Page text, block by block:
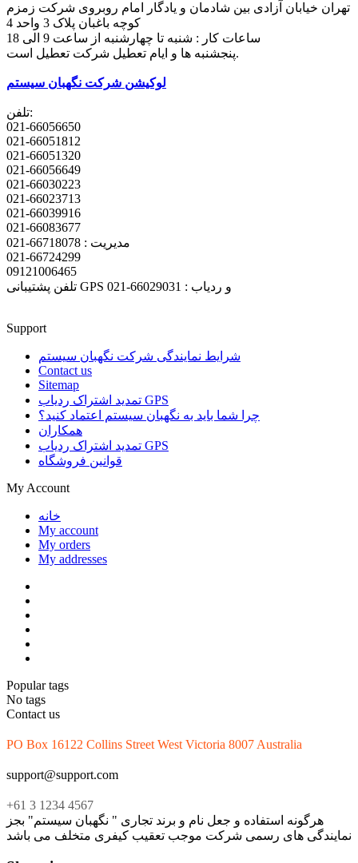
تهران خیابان آزادی بین شادمان و یادگار امام روبروی شرکت زمزم
کوچه باغبان پلاک 3 واحد 4
پنجشنبه ها و ایام تعطیل شرکت تعطیل است.
لوکیشن شرکت نگهبان سیستم
تلفن:
021-66056650
021-66051812
021-66051320
021-66056649
021-66030223
021-66023713
021-66039916
021-66083677
مدیریت : 66718078-021
021-66724299
09121006465
تلفن پشتیبانی GPS و ردیاب : 66029031-021
Support
شرایط نمایندگی شرکت نگهبان سیستم
Contact us
Sitemap
تمدید اشتراک ردیاب GPS
چرا شما باید به نگهبان سیستم اعتماد کنید؟
همکاران
تمدید اشتراک ردیاب GPS
قوانین فروشگاه
My Account
خانه
My account
My orders
My addresses
Popular tags
No tags
Contact us
PO Box 16122 Collins Street West Victoria 8007 Australia
support@support.com
+61 3 1234 4567
هرگونه استفاده و جعل نام و برند تجاری " نگهبان سیستم" بجز
نمایندگی های رسمی شرکت موجب تعقیب کیفری متخلف می باشد